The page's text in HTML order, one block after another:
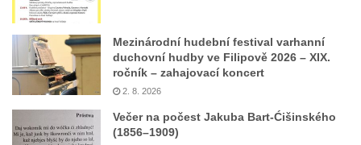
Českých Budějovicích
Pamětní deska Josefa Hloucha na
biskupské rezidenci v Českých
Budějovicích
Kamenném Újezdě
Mezinárodní hudební festival varhanní
duchovní hudby ve Filipově 2026 – XIX.
ročník – zahajovací koncert
2. 8. 2026
Večer na počest Jakuba Bart-Ćišinského
(1856–1909)